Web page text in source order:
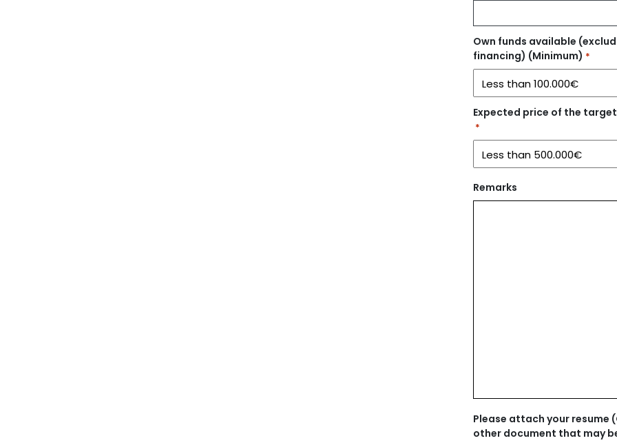
Own funds available
financing) (Minimum) *
Expected price of the
*
Remarks
Please attach your resume
other document that may